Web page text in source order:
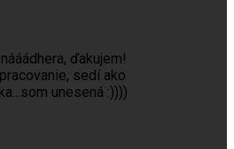
ďakujem!
sedí ako
unesená :))))